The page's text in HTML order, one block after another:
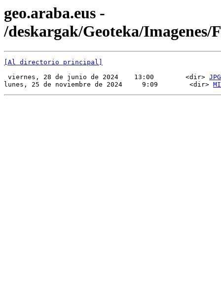
geo.araba.eus -
/deskargak/Geoteka/Imagenes/
[Al directorio principal]
viernes, 28 de junio de 2024    13:00        <dir> JPG
lunes, 25 de noviembre de 2024     9:09        <dir>